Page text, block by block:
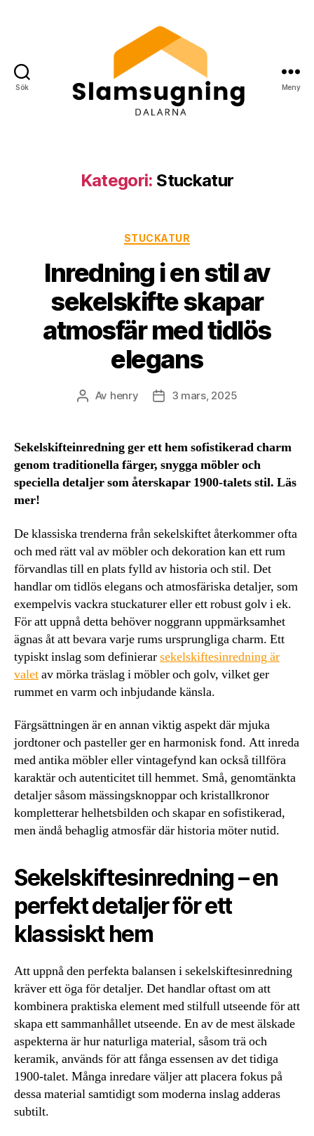
Sök Meny
Kategori: Stuckatur
Kategorier
STUCKATUR
Inredning i en stil av
sekelskifte skapar
atmosfär med tidlös
elegans
Inläggsförfattare
Av henry Inläggsdatum
3 mars, 2025
Sekelskifteinredning ger ett hem sofistikerad charm
genom traditionella färger, snygga möbler och
speciella detaljer som återskapar 1900-talets stil. Läs
mer!
De klassiska trenderna från sekelskiftet återkommer ofta
och med rätt val av möbler och dekoration kan ett rum
förvandlas till en plats fylld av historia och stil. Det
handlar om tidlös elegans och atmosfäriska detaljer, som
exempelvis vackra stuckaturer eller ett robust golv i ek.
För att uppnå detta behöver noggrann uppmärksamhet
ägnas åt att bevara varje rums ursprungliga charm. Ett
typiskt inslag som definierarsekelskiftesinredning är
valetav mörka träslag i möbler och golv, vilket ger
rummet en varm och inbjudande känsla.
Färgsättningen är en annan viktig aspekt där mjuka
jordtoner och pasteller ger en harmonisk fond. Att inreda
med antika möbler eller vintagefynd kan också tillföra
karaktär och autenticitet till hemmet. Små, genomtänkta
detaljer såsom mässingsknoppar och kristallkronor
kompletterar helhetsbilden och skapar en sofistikerad,
men ändå behaglig atmosfär där historia möter nutid.
Sekelskiftesinredning – en
perfekt detaljer för ett
klassiskt hem
Att uppnå den perfekta balansen i sekelskiftesinredning
kräver ett öga för detaljer. Det handlar oftast om att
kombinera praktiska element med stilfull utseende för att
skapa ett sammanhållet utseende. En av de mest älskade
aspekterna är hur naturliga material, såsom trä och
keramik, används för att fånga essensen av det tidiga
1900-talet. Många inredare väljer att placera fokus på
dessa material samtidigt som moderna inslag adderas
subtilt.